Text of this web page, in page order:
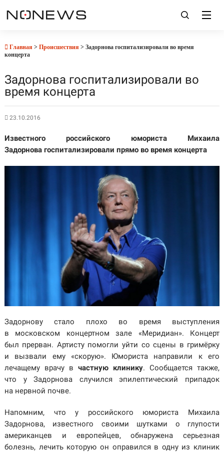
Главная > Происшествия > Задорнова госпитализировали во время
концерта
Задорнова госпитализировали во
время концерта
23.10.2016
Известного российского юмориста Михаила
Задорнова госпитализировали прямо во время концерта
Задорнову стало плохо во время выступления
в московском концертном зале «Меридиан». Концерт
был прерван. Артисту помогли уйти со сцены в гримёрку
и вызвали ему «скорую». Юмориста направили к его
лечащему врачу в частную клинику. Сообщается также,
что у Задорнова случился эпилептический припадок
на нервной почве.
Напомним, что у российского юмориста Михаила
Задорнова, известного своими шутками о глупости
американцев и европейцев, обнаружена серьезная
болезнь, лечить которую он оправился в одну из клиник